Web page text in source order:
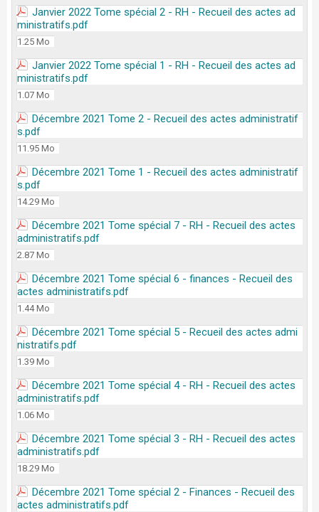
Janvier 2022 Tome spécial 2 - RH - Recueil des actes ad
ministratifs.pdf
1.25 Mo
Janvier 2022 Tome spécial 1 - RH - Recueil des actes ad
ministratifs.pdf
1.07 Mo
Décembre 2021 Tome 2 - Recueil des actes administratif
s.pdf
11.95 Mo
Décembre 2021 Tome 1 - Recueil des actes administratif
s.pdf
14.29 Mo
Décembre 2021 Tome spécial 7 - RH - Recueil des actes
administratifs.pdf
2.87 Mo
Décembre 2021 Tome spécial 6 - finances - Recueil des
actes administratifs.pdf
1.44 Mo
Décembre 2021 Tome spécial 5 - Recueil des actes admi
nistratifs.pdf
1.39 Mo
Décembre 2021 Tome spécial 4 - RH - Recueil des actes
administratifs.pdf
1.06 Mo
Décembre 2021 Tome spécial 3 - RH - Recueil des actes
administratifs.pdf
18.29 Mo
Décembre 2021 Tome spécial 2 - Finances - Recueil des
actes administratifs.pdf